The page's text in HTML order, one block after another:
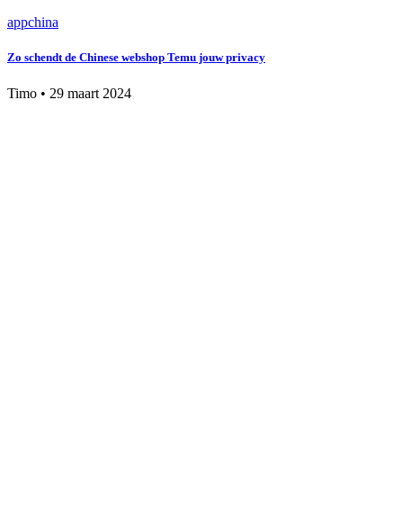
appchina
Zo schendt de Chinese webshop Temu jouw privacy
Timo • 29 maart 2024